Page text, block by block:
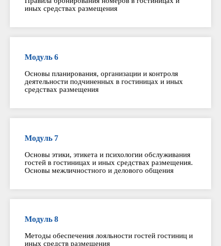
иных средствах размещения
Модуль 6
Основы планирования, организации и контроля
деятельности подчиненных в гостиницах и иных
средствах размещения
Модуль 7
Основы этики, этикета и психологии обслуживания
гостей в гостиницах и иных средствах размещения.
Основы межличностного и делового общения
Модуль 8
Методы обеспечения лояльности гостей гостиниц и
иных средств размещения